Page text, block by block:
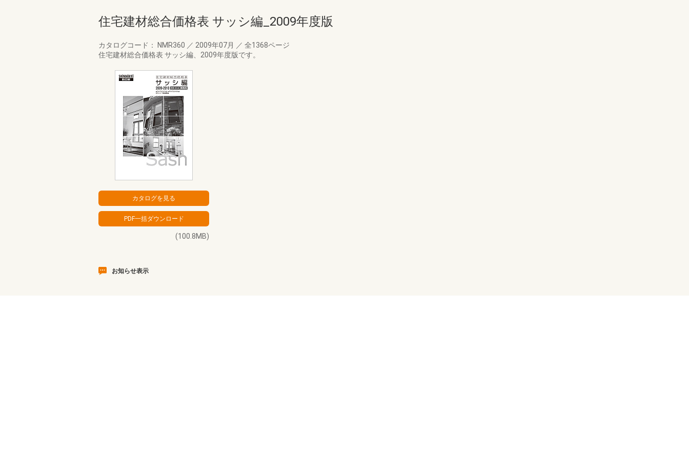
住宅建材総合価格表 サッシ編_2009年度版
カタログコード： NMR360 ／ 2009年07月 ／ 全1368ページ
住宅建材総合価格表 サッシ編、2009年度版です。
(100.8MB)
お知らせ表示